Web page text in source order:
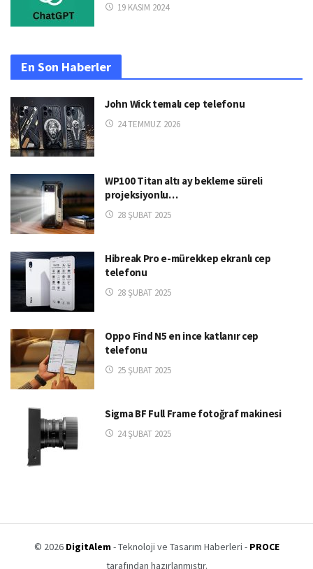
19 KASIM 2024
En Son Haberler
John Wick temalı cep telefonu
24 TEMMUZ 2026
WP100 Titan altı ay bekleme süreli
projeksiyonlu…
28 ŞUBAT 2025
Hibreak Pro e-mürekkep ekranlı cep
telefonu
28 ŞUBAT 2025
Oppo Find N5 en ince katlanır cep
telefonu
25 ŞUBAT 2025
Sigma BF Full Frame fotoğraf makinesi
24 ŞUBAT 2025
© 2026 DigitAlem- Teknoloji ve Tasarım Haberleri - PROCE
tarafından hazırlanmıştır.